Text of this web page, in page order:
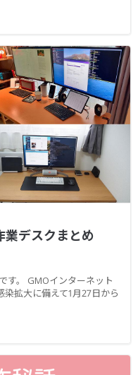
業デスクまとめ
す。 GMOインターネット
拡大に備えて1月27日から